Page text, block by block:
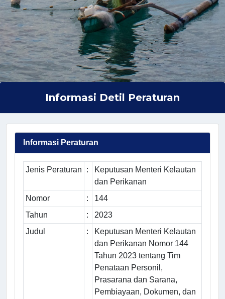
Informasi Detil Peraturan
Informasi Peraturan
Jenis Peraturan :
Keputusan Menteri Kelautan
dan Perikanan
Nomor
:
144
Tahun
:
2023
Judul
:
Keputusan Menteri Kelautan
dan Perikanan Nomor 144
Tahun 2023 tentang Tim
Penataan Personil,
Prasarana dan Sarana,
Pembiayaan, Dokumen, dan